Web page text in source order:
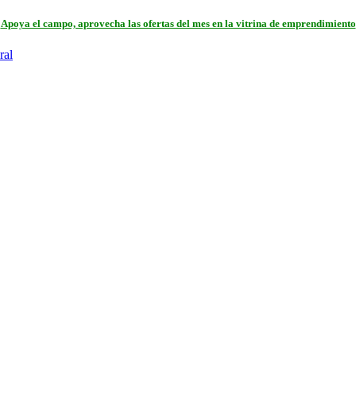
Apoya el campo, aprovecha las ofertas del mes en la vitrina de emprendimiento